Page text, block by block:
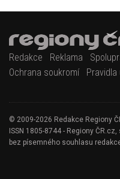
Redakce Reklama
Ochrana soukromí
Pravidla
© 2009-2026 Redakce Regiony
ISSN 1805-8744 - Regiony
bez písemného souhlasu